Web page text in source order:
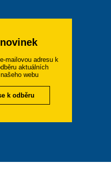
mailovou adresu k
aktuálních
webu
k odběru